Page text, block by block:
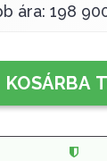
ára: 198
KOSÁRBA